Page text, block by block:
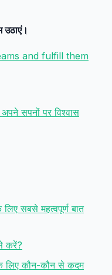
उठाएं।
and fulfill them
सपनों पर विश्वास
सबसे महत्वपूर्ण बात
करें?
लिए कौन-कौन से कदम